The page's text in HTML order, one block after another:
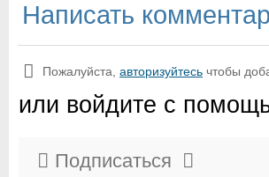
Написать
Пожалуйста, авторизуйтесь чтобы
или войдите с
Подписаться